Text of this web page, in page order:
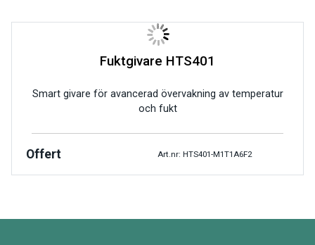
Fuktgivare HTS401
Smart givare för avancerad övervakning av temperatur
och fukt
Offert Art.nr: HTS401-M1T1A6F2